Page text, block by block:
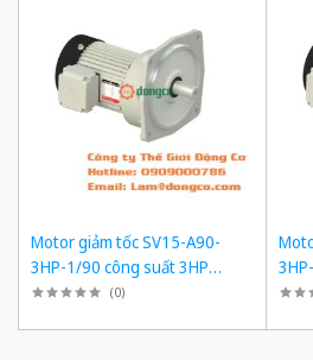
Motor giảm tốc SV15-A90-
3HP-1/90 công suất 3HP
(2200W) 2,2kW 1/90 kiểu lắp
(0)